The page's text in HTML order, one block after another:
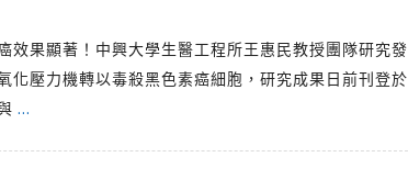
效果顯著！中興大學生醫工程所王惠民教授團隊研究發
化壓力機轉以毒殺黑色素癌細胞，研究成果日前刊登於
…